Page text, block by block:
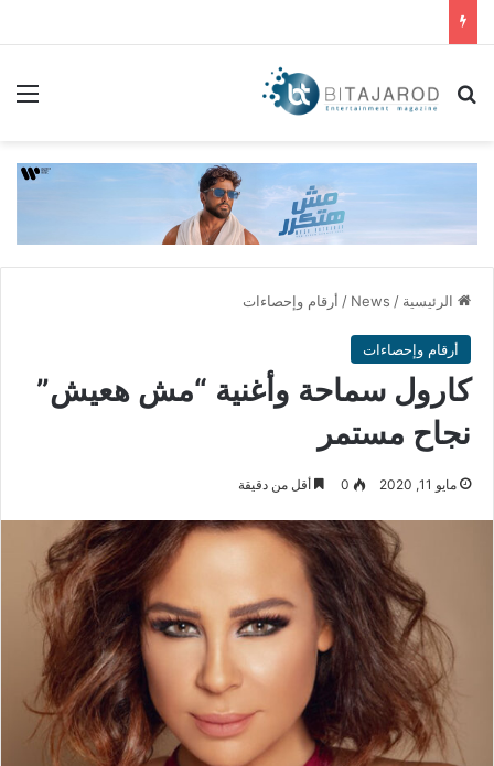
بحث عن
الرئيسية /
News
/ أرقام وإحصاءات
أرقام وإحصاءات
كارول سماحة وأغنية “مش هعيش”
نجاح مستمر
مايو 11, 2020 0 أقل من دقيقة